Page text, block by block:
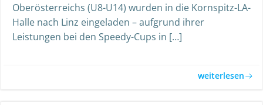
Oberösterreichs (U8-U14) wurden in die Kornspitz-LA-
Halle nach Linz eingeladen – aufgrund ihrer
Leistungen bei den Speedy-Cups in […]
weiterlesen